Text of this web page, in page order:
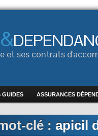
&
et ses contrats
GUIDES ASSURANCES
clé : apicil